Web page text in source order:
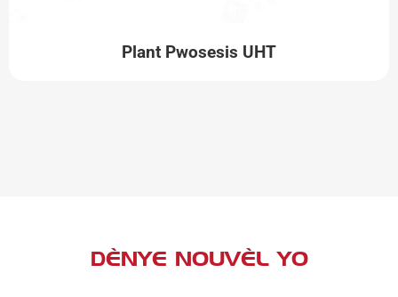
Plant Pwosesis UHT
DÈNYE NOUVÈL YO